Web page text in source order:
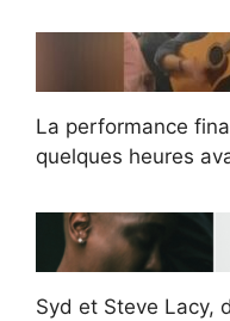
La performance
quelques heures
Syd et Steve Lacy,